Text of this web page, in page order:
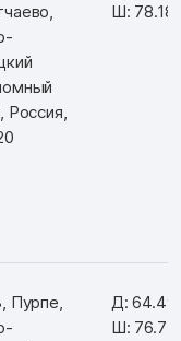
Россия,
Ш:
Пурпе,
Д:
Ш: